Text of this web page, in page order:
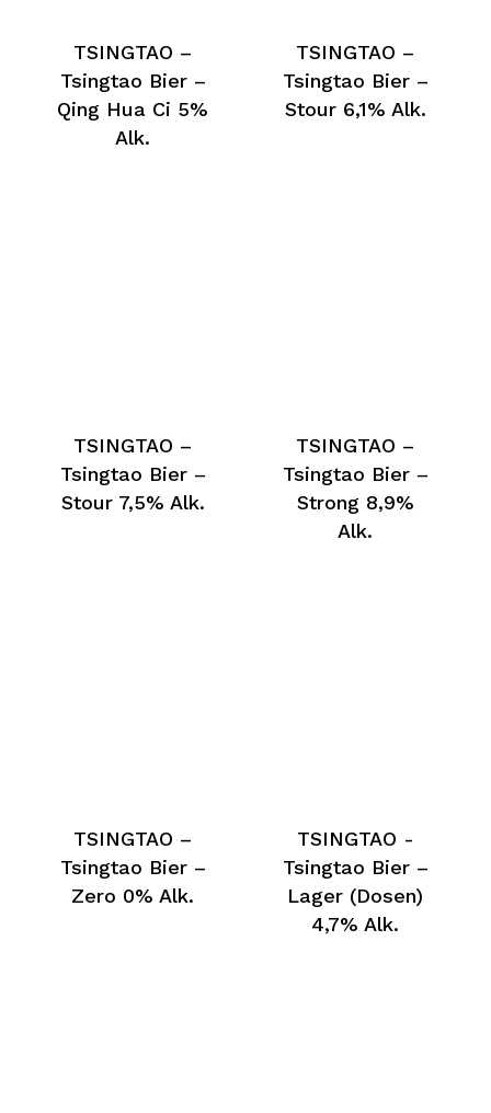
TSINGTAO –
Tsingtao Bier –
Qing Hua Ci 5%
Alk.
TSINGTAO –
Tsingtao Bier –
Stour 6,1% Alk.
TSINGTAO –
Tsingtao Bier –
Stour 7,5% Alk.
TSINGTAO –
Tsingtao Bier –
Strong 8,9%
Alk.
TSINGTAO –
Tsingtao Bier –
Zero 0% Alk.
TSINGTAO -
Tsingtao Bier –
Lager (Dosen)
4,7% Alk.